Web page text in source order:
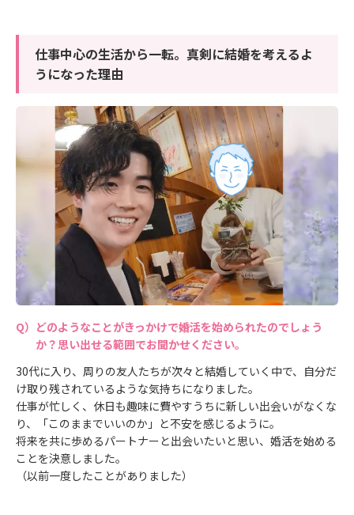
仕事中心の生活から一転。真剣に結婚を考えるよ
うになった理由
どのようなことがきっかけで婚活を始められたのでしょう
か？思い出せる範囲でお聞かせください。
30代に入り、周りの友人たちが次々と結婚していく中で、自分だ
け取り残されているような気持ちになりました。
仕事が忙しく、休日も趣味に費やすうちに新しい出会いがなくな
り、「このままでいいのか」と不安を感じるように。
将来を共に歩めるパートナーと出会いたいと思い、婚活を始める
ことを決意しました。
（以前一度したことがありました）